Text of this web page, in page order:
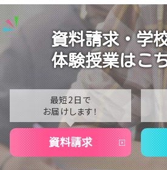
【なんば】校舎紹介の「自習室編」
【なんば】笑顔が溢れたオープ
温かいお出迎えで素敵な1日に🌷
【なんば】夏季休校期間のお知ら
2025
2024
2023
2021
2020
資料請求・学
体験授業はこ
最短2日で
お届けします！
資料請求